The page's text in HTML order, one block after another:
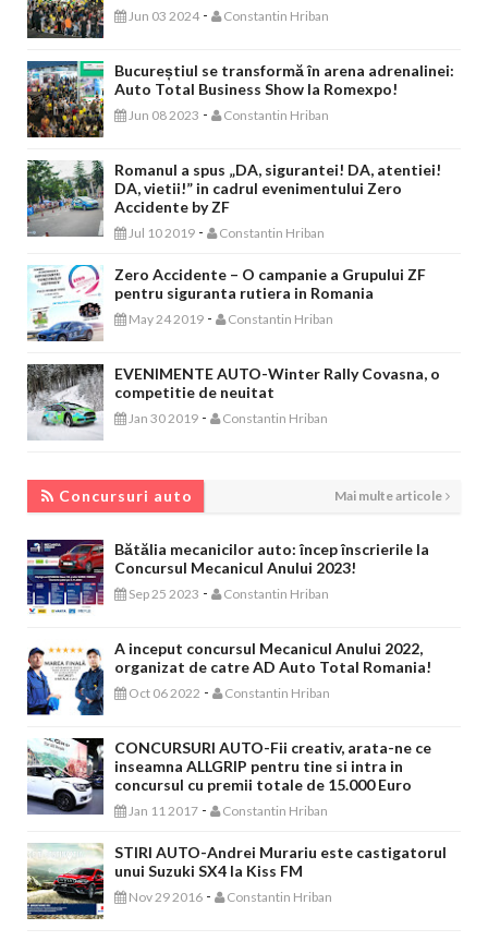
Jun 03 2024 - Constantin Hriban
Bucureștiul se transformă în arena adrenalinei:
Auto Total Business Show la Romexpo!
Jun 08 2023 - Constantin Hriban
Romanul a spus „DA, sigurantei! DA, atentiei!
DA, vietii!” in cadrul evenimentului Zero
Accidente by ZF
Jul 10 2019 - Constantin Hriban
Zero Accidente – O campanie a Grupului ZF
pentru siguranta rutiera in Romania
May 24 2019 - Constantin Hriban
EVENIMENTE AUTO-Winter Rally Covasna, o
competitie de neuitat
Jan 30 2019 - Constantin Hriban
Concursuri auto Mai multe articole
Bătălia mecanicilor auto: încep înscrierile la
Concursul Mecanicul Anului 2023!
Sep 25 2023 - Constantin Hriban
A inceput concursul Mecanicul Anului 2022,
organizat de catre AD Auto Total Romania!
Oct 06 2022 - Constantin Hriban
CONCURSURI AUTO-Fii creativ, arata-ne ce
inseamna ALLGRIP pentru tine si intra in
concursul cu premii totale de 15.000 Euro
Jan 11 2017 - Constantin Hriban
STIRI AUTO-Andrei Murariu este castigatorul
unui Suzuki SX4 la Kiss FM
Nov 29 2016 - Constantin Hriban